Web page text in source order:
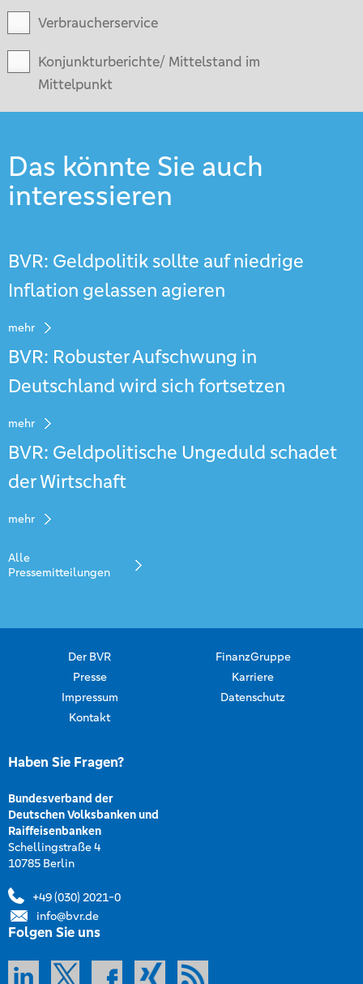
Verbraucherservice
Konjunkturberichte/ Mittelstand im
Mittelpunkt
Das könnte Sie auch
interessieren
BVR: Geldpolitik sollte auf niedrige
Inflation gelassen agieren
mehr
BVR: Robuster Aufschwung in
Deutschland wird sich fortsetzen
mehr
BVR: Geldpolitische Ungeduld schadet
der Wirtschaft
mehr
Alle
Pressemitteilungen
Der BVR
FinanzGruppe
Presse
Karriere
Impressum
Datenschutz
Kontakt
Haben Sie Fragen?
Bundesverband der
Deutschen Volksbanken und
Raiffeisenbanken
Schellingstraße 4
10785 Berlin
+49 (030) 2021-0
info@bvr.de
Folgen Sie uns